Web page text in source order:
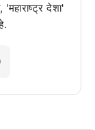
'महाराष्ट्र देशा'